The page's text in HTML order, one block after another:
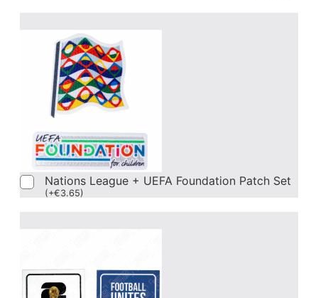
Nations League + UEFA Foundation Patch Set
(+€3.65)